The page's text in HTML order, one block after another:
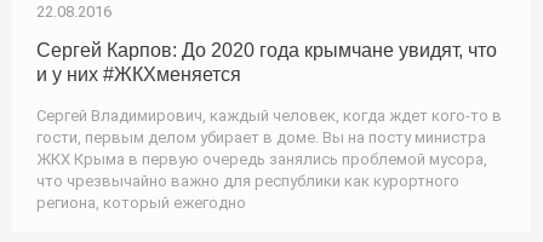
22.08.2016
Сергей Карпов: До 2020 года крымчане увидят, что
и у них #ЖКХменяется
Сергей Владимирович, каждый человек, когда ждет кого-то в
гости, первым делом убирает в доме. Вы на посту министра
ЖКХ Крыма в первую очередь занялись проблемой мусора,
что чрезвычайно важно для республики как курортного
региона, который ежегодно